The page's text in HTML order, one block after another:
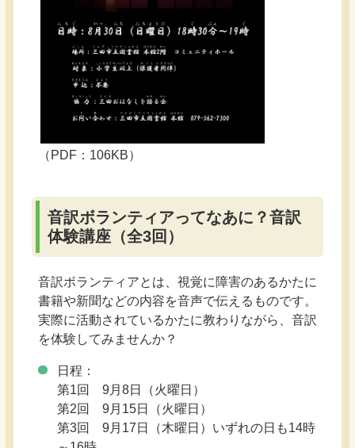
（PDF：106KB）
音訳ボランティアってなあに？音訳
体験講座（全3回）
音訳ボランティアとは、視覚に障害のあるかたに
書籍や新聞などの内容を音声で伝えるものです。
実際に活動されているかたに教わりながら、音訳
を体験してみませんか？
日程：
第1回 9月8日（火曜日）
第2回 9月15日（火曜日）
第3回 9月17日（木曜日）いずれの日も14時